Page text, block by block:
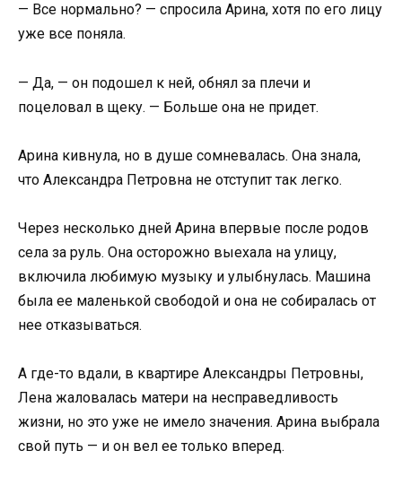
— Все нормально? — спросила Арина, хотя по его лицу
уже все поняла.
— Да, — он подошел к ней, обнял за плечи и
поцеловал в щеку. — Больше она не придет.
Арина кивнула, но в душе сомневалась. Она знала,
что Александра Петровна не отступит так легко.
Через несколько дней Арина впервые после родов
села за руль. Она осторожно выехала на улицу,
включила любимую музыку и улыбнулась. Машина
была ее маленькой свободой и она не собиралась от
нее отказываться.
А где-то вдали, в квартире Александры Петровны,
Лена жаловалась матери на несправедливость
жизни, но это уже не имело значения. Арина выбрала
свой путь — и он вел ее только вперед.